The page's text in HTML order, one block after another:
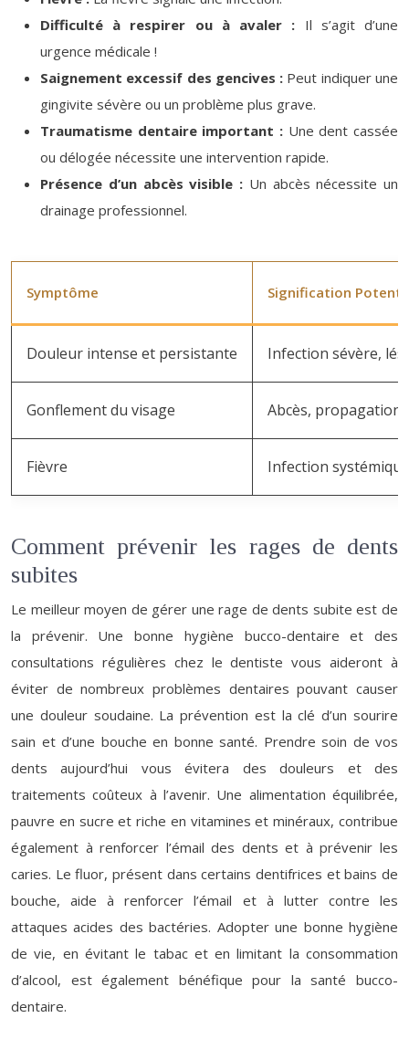
Difficulté à respirer ou à avaler : Il s’agit d’une
urgence médicale !
Saignement excessif des gencives : Peut indiquer une
gingivite sévère ou un problème plus grave.
Traumatisme dentaire important : Une dent cassée
ou délogée nécessite une intervention rapide.
Présence d’un abcès visible : Un abcès nécessite un
drainage professionnel.
Symptôme Signification
Douleur intense et persistante Infection sévère,
Gonflement du visage Abcès, propagation
Fièvre Infection systémique
Comment prévenir les rages de dents
subites
Le meilleur moyen de gérer une rage de dents subite est de
la prévenir. Une bonne hygiène bucco-dentaire et des
consultations régulières chez le dentiste vous aideront à
éviter de nombreux problèmes dentaires pouvant causer
une douleur soudaine. La prévention est la clé d’un sourire
sain et d’une bouche en bonne santé. Prendre soin de vos
dents aujourd’hui vous évitera des douleurs et des
traitements coûteux à l’avenir. Une alimentation équilibrée,
pauvre en sucre et riche en vitamines et minéraux, contribue
également à renforcer l’émail des dents et à prévenir les
caries. Le fluor, présent dans certains dentifrices et bains de
bouche, aide à renforcer l’émail et à lutter contre les
attaques acides des bactéries. Adopter une bonne hygiène
de vie, en évitant le tabac et en limitant la consommation
d’alcool, est également bénéfique pour la santé bucco-
dentaire.